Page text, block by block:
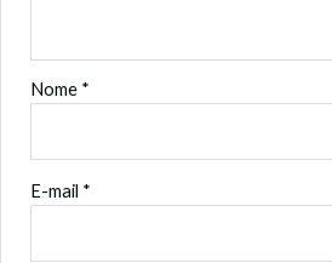
Nome *
E-mail *